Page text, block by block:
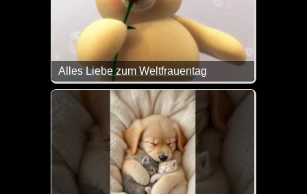
Alles Liebe zum Weltfrauentag
Alles Liebe zum internationalen Frauentag